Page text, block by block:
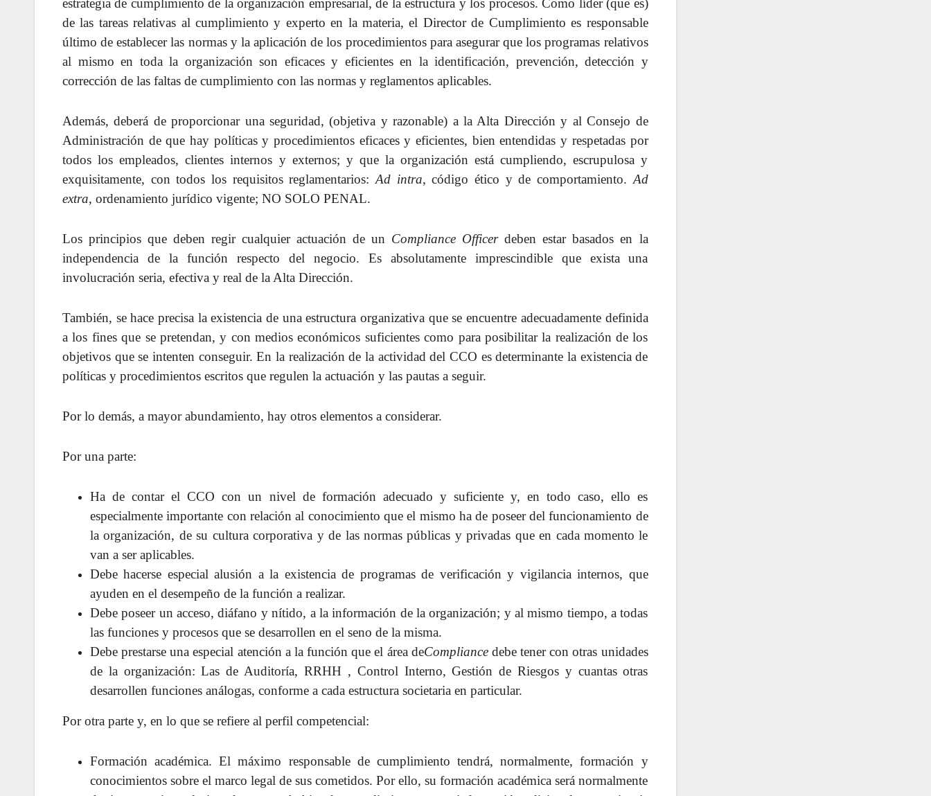
estrategia de cumplimiento de la organización empresarial, de la estructura y los procesos. Como líder (que es)
de las tareas relativas al cumplimiento y experto en la materia, el Director de Cumplimiento es responsable
último de establecer las normas y la aplicación de los procedimientos para asegurar que los programas relativos
al mismo en toda la organización son eficaces y eficientes en la identificación, prevención, detección y
corrección de las faltas de cumplimiento con las normas y reglamentos aplicables.
Además, deberá de proporcionar una seguridad, (objetiva y razonable) a la Alta Dirección y al Consejo de
Administración de que hay políticas y procedimientos eficaces y eficientes, bien entendidas y respetadas por
todos los empleados, clientes internos y externos; y que la organización está cumpliendo, escrupulosa y
exquisitamente, con todos los requisitos reglamentarios:Ad intra, código ético y de comportamiento.Ad
extra, ordenamiento jurídico vigente; NO SOLO PENAL.
Los principios que deben regir cualquier actuación de un Compliance Officerdeben estar basados en la
independencia de la función respecto del negocio. Es absolutamente imprescindible que exista una
involucración seria, efectiva y real de la Alta Dirección.
También, se hace precisa la existencia de una estructura organizativa que se encuentre adecuadamente definida
a los fines que se pretendan, y con medios económicos suficientes como para posibilitar la realización de los
objetivos que se intenten conseguir. En la realización de la actividad del CCO es determinante la existencia de
políticas y procedimientos escritos que regulen la actuación y las pautas a seguir.
Por lo demás, a mayor abundamiento, hay otros elementos a considerar.
Por una parte:
Ha de contar el CCO con un nivel de formación adecuado y suficiente y, en todo caso, ello es
especialmente importante con relación al conocimiento que el mismo ha de poseer del funcionamiento de
la organización, de su cultura corporativa y de las normas públicas y privadas que en cada momento le
van a ser aplicables.
Debe hacerse especial alusión a la existencia de programas de verificación y vigilancia internos, que
ayuden en el desempeño de la función a realizar.
Debe poseer un acceso, diáfano y nítido, a la información de la organización; y al mismo tiempo, a todas
las funciones y procesos que se desarrollen en el seno de la misma.
Debe prestarse una especial atención a la función que el área deCompliancedebe tener con otras unidades
de la organización: Las de Auditoría, RRHH , Control Interno, Gestión de Riesgos y cuantas otras
desarrollen funciones análogas, conforme a cada estructura societaria en particular.
Por otra parte y, en lo que se refiere al perfil competencial:
Formación académica. El máximo responsable de cumplimiento tendrá, normalmente, formación y
conocimientos sobre el marco legal de sus cometidos. Por ello, su formación académica será normalmente